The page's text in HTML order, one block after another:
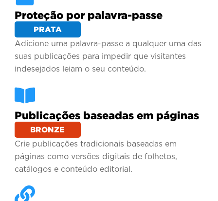
Proteção por palavra-passe
PRATA
Adicione uma palavra-passe a qualquer uma das
suas publicações para impedir que visitantes
indesejados leiam o seu conteúdo.
Publicações baseadas em páginas
BRONZE
Crie publicações tradicionais baseadas em
páginas como versões digitais de folhetos,
catálogos e conteúdo editorial.